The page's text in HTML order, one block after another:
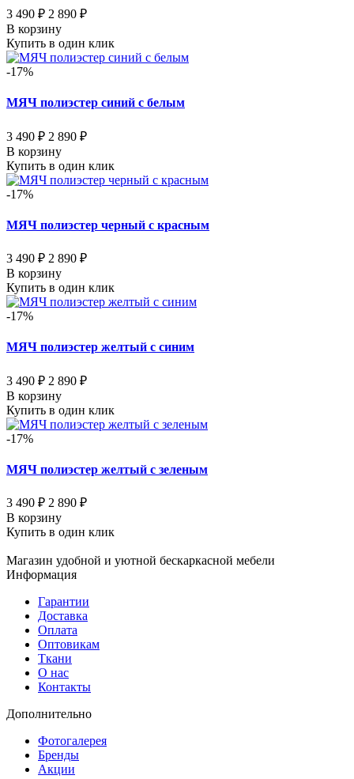
3 490 ₽ 2 890 ₽
В корзину
Купить в один клик
-17%
МЯЧ полиэстер синий с белым
3 490 ₽ 2 890 ₽
В корзину
Купить в один клик
-17%
МЯЧ полиэстер черный с красным
3 490 ₽ 2 890 ₽
В корзину
Купить в один клик
-17%
МЯЧ полиэстер желтый с синим
3 490 ₽ 2 890 ₽
В корзину
Купить в один клик
-17%
МЯЧ полиэстер желтый с зеленым
3 490 ₽ 2 890 ₽
В корзину
Купить в один клик
Магазин удобной и уютной бескаркасной мебели
Информация
Гарантии
Доставка
Оплата
Оптовикам
Ткани
О нас
Контакты
Дополнительно
Фотогалерея
Бренды
Акции